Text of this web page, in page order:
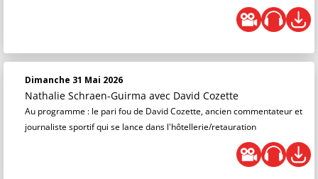
Dimanche 31 Mai 2026
Nathalie Schraen-Guirma avec David Cozette
Au programme : le pari fou de David Cozette, ancien commentateur et
journaliste sportif qui se lance dans l'hôtellerie/retauration